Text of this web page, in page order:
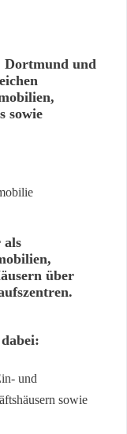
Dortmund und
sowie
als
über
und
sowie